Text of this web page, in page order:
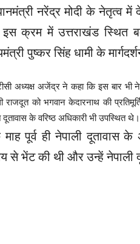
नरेंद्र मोदी के नेतृत्व
क्रम में उत्तराखंड स्थित
पुष्कर सिंह धामी के
अध्यक्ष अजेंद्र ने कहा कि इस बार भी
राजदूत को भगवान केदारनाथ की
दूतावास के वरिष्ठ अधिकारी भी उपस्थित थे।
पूर्व ही नेपाली दूतावास
से भेंट की थी और उन्हें नेपाली